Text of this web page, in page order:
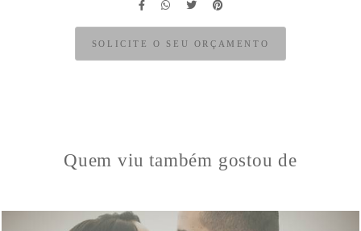
SOLICITE O SEU ORÇAMENTO
Quem viu também gostou de